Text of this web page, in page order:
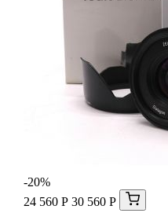
-20%
24 560 Р 30 560 Р